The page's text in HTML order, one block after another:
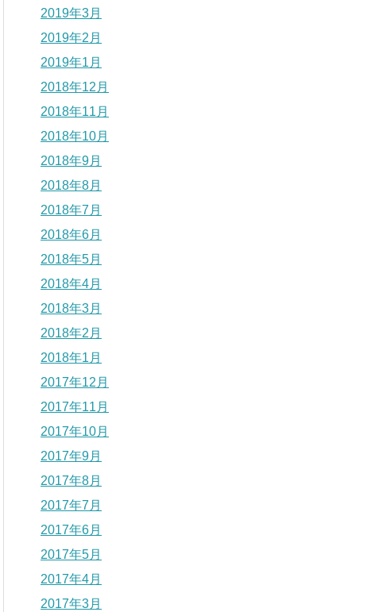
2019年3月
2019年2月
2019年1月
2018年12月
2018年11月
2018年10月
2018年9月
2018年8月
2018年7月
2018年6月
2018年5月
2018年4月
2018年3月
2018年2月
2018年1月
2017年12月
2017年11月
2017年10月
2017年9月
2017年8月
2017年7月
2017年6月
2017年5月
2017年4月
2017年3月